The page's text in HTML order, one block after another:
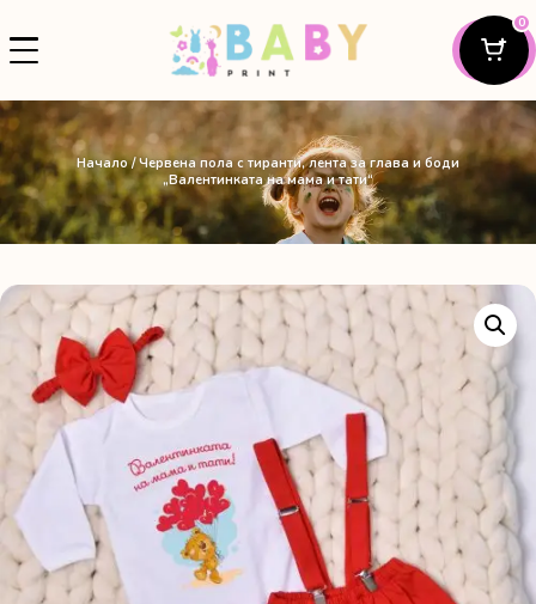
0
Начало/ Червена пола с тиранти, лента за глава и боди
„Валентинката на мама и тати“